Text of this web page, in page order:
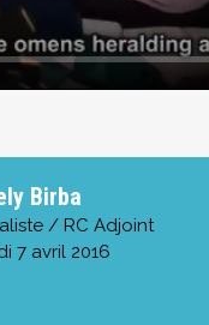
Birba
/ RC Adjoint
7 avril 2016